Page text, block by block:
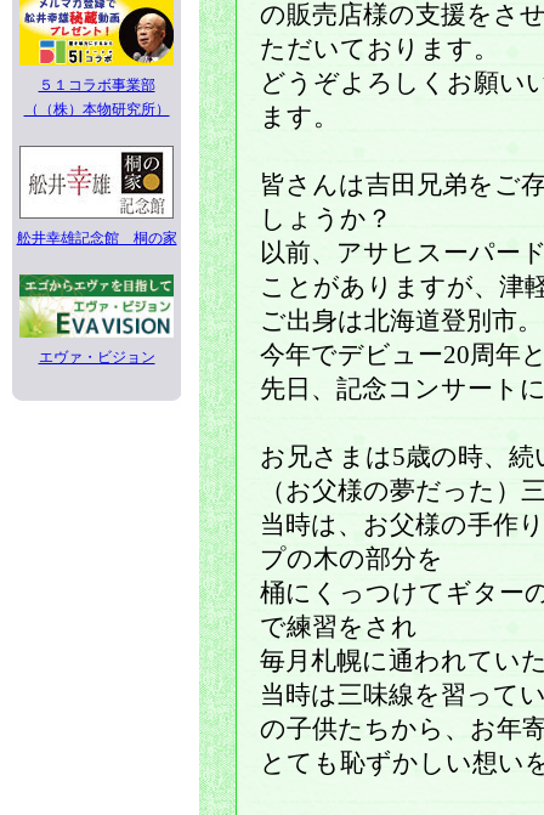
５１コラボ事業部
（（株）本物研究所）
舩井幸雄記念館 桐の家
エヴァ・ビジョン
の販売店様の支援をさ
ただいております。
どうぞよろしくお願い
ます。
皆さんは吉田兄弟をご
しょうか？
以前、アサヒスーパー
ことがありますが、津
ご出身は北海道登別市。
今年でデビュー20周年
先日、記念コンサート
お兄さまは5歳の時、
（お父様の夢だった）
当時は、お父様の手作
プの木の部分を
桶にくっつけてギター
で練習をされ
毎月札幌に通われてい
当時は三味線を習って
の子供たちから、お年
とても恥ずかしい想い